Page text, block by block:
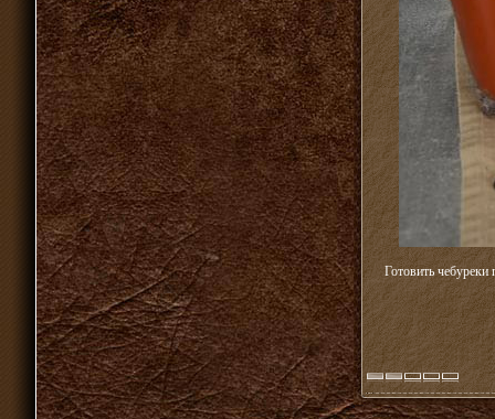
Готовить